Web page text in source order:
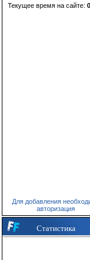
Текущее время на сайте:
Для добавления
авторизация
Статистика